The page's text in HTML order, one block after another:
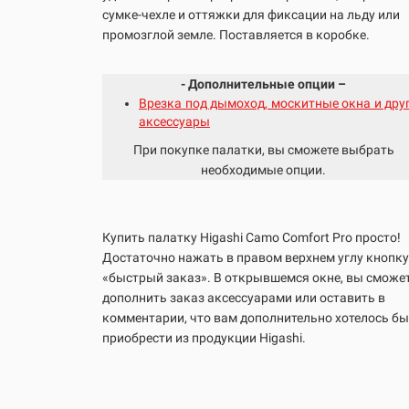
сумке-чехле и оттяжки для фиксации на льду или
промозглой земле. Поставляется в коробке.
- Дополнительные опции –
Врезка под дымоход, москитные окна и
аксессуары
При покупке палатки, вы сможете выбрать
необходимые опции.
Купить палатку Higashi CamoComfort Pro просто!
Достаточно нажать в правом верхнем углу кнопку
«быстрый заказ». В открывшемся окне, вы
дополнить заказ аксессуарами или оставить в
комментарии, что вам дополнительно хотелось бы
приобрести из продукции Higashi.